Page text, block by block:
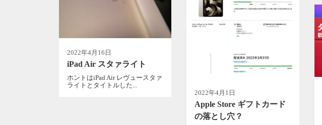
2022年4月16日
iPad Air スタァライト
ホントはiPad Air レヴュースタァ
ライトとタイトルした...
2022年4月1日
Apple Store ギフトカード
の落とし穴？